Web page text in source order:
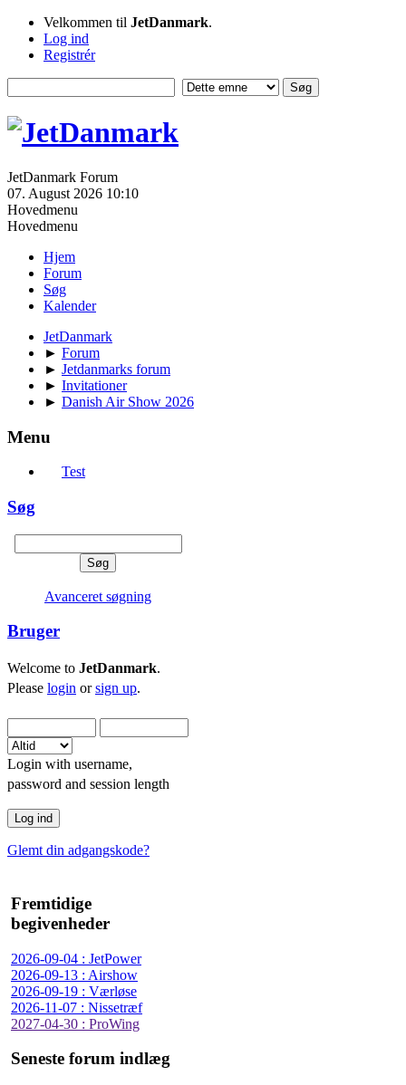
Velkommen til JetDanmark.
Log ind
Registrér
JetDanmark Forum
07. August 2026 10:10
Hovedmenu
Hovedmenu
Hjem
Forum
Søg
Kalender
JetDanmark
► Forum
► Jetdanmarks forum
► Invitationer
► Danish Air Show 2026
Menu
Test
Søg
Avanceret søgning
Bruger
Welcome to JetDanmark.
Please login orsign up.
Login with username,
password and session length
Glemt din adgangskode?
Fremtidige
begivenheder
2026-09-04 : JetPower
2026-09-13 : Airshow
2026-09-19 : Værløse
2026-11-07 : Nissetræf
2027-04-30 : ProWing
Seneste forum indlæg